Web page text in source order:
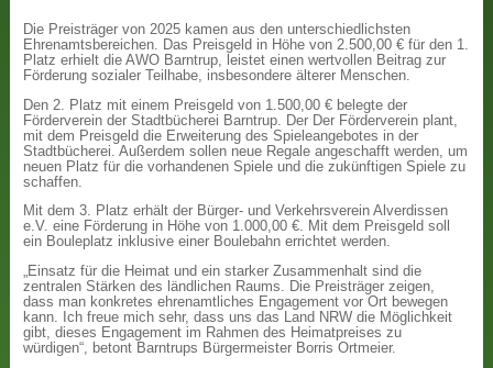
Die Preisträger von 2025 kamen aus den unterschiedlichsten
Ehrenamtsbereichen. Das Preisgeld in Höhe von 2.500,00 € für den 1.
Platz erhielt die AWO Barntrup, leistet einen wertvollen Beitrag zur
Förderung sozialer Teilhabe, insbesondere älterer Menschen.
Den 2. Platz mit einem Preisgeld von 1.500,00 € belegte der
Förderverein der Stadtbücherei Barntrup. Der Der Förderverein plant,
mit dem Preisgeld die Erweiterung des Spieleangebotes in der
Stadtbücherei. Außerdem sollen neue Regale angeschafft werden, um
neuen Platz für die vorhandenen Spiele und die zukünftigen Spiele zu
schaffen.
Mit dem 3. Platz erhält der Bürger- und Verkehrsverein Alverdissen
e.V. eine Förderung in Höhe von 1.000,00 €. Mit dem Preisgeld soll
ein Bouleplatz inklusive einer Boulebahn errichtet werden.
„Einsatz für die Heimat und ein starker Zusammenhalt sind die
zentralen Stärken des ländlichen Raums. Die Preisträger zeigen,
dass man konkretes ehrenamtliches Engagement vor Ort bewegen
kann. Ich freue mich sehr, dass uns das Land NRW die Möglichkeit
gibt, dieses Engagement im Rahmen des Heimatpreises zu
würdigen“, betont Barntrups Bürgermeister Borris Ortmeier.